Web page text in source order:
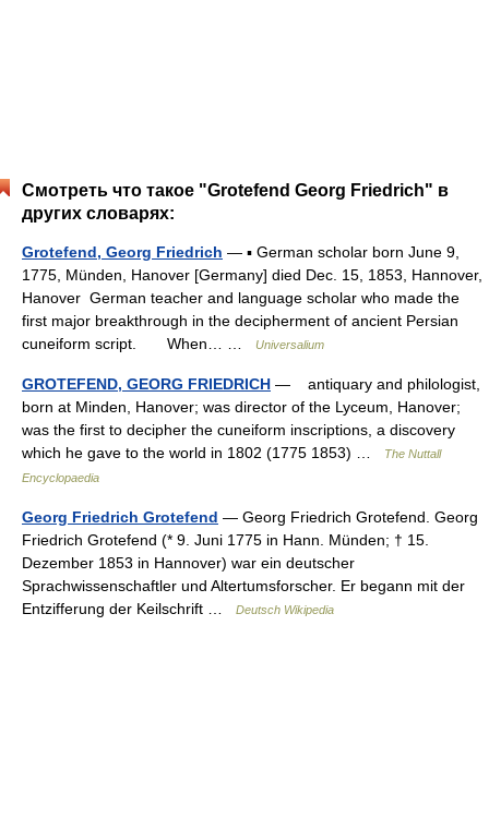
Смотреть что такое "Grotefend Georg Friedrich" в
других словарях:
Grotefend, Georg Friedrich — ▪ German scholar born June 9,
1775, Münden, Hanover [Germany] died Dec. 15, 1853, Hannover,
Hanover German teacher and language scholar who made the
first major breakthrough in the decipherment of ancient Persian
cuneiform script. When… …
Universalium
GROTEFEND, GEORG FRIEDRICH — antiquary and philologist,
born at Minden, Hanover; was director of the Lyceum, Hanover;
was the first to decipher the cuneiform inscriptions, a discovery
which he gave to the world in 1802 (1775 1853) …
The Nuttall
Encyclopaedia
Georg Friedrich Grotefend — Georg Friedrich Grotefend. Georg
Friedrich Grotefend (* 9. Juni 1775 in Hann. Münden; † 15.
Dezember 1853 in Hannover) war ein deutscher
Sprachwissenschaftler und Altertumsforscher. Er begann mit der
Entzifferung der Keilschrift …
Deutsch Wikipedia